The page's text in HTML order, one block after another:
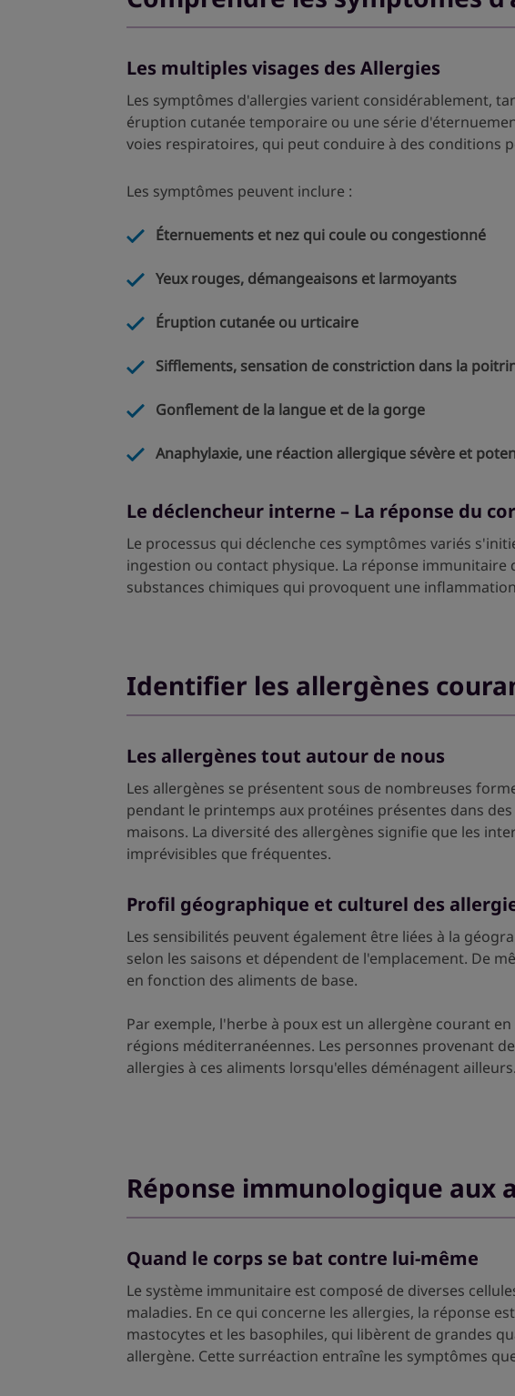
Les multiples visages des Allergies
Les symptômes d'allergies varient considérablement,
éruption cutanée temporaire ou une série
voies respiratoires, qui peut conduire à des conditions
Les symptômes peuvent inclure :
Éternuements et nez qui coule ou congestionné
Yeux rouges, démangeaisons et larmoyants
Éruption cutanée ou urticaire
Sifflements, sensation de constriction dans la
Gonflement de la langue et de la gorge
Anaphylaxie, une réaction allergique sévère et
Le déclencheur interne – La réponse du
Le processus qui déclenche ces symptômes variés
ingestion ou contact physique. La réponse
substances chimiques qui provoquent une
Identifier les allergènes
Les allergènes tout autour de nous
Les allergènes se présentent sous de nombreuses
pendant le printemps aux protéines présentes dans
maisons. La diversité des allergènes signifie que les
imprévisibles que fréquentes.
Profil géographique et culturel des
Les sensibilités peuvent également être liées à la
selon les saisons et dépendent de l'emplacement. De
en fonction des aliments de base.
Par exemple, l'herbe à poux est un allergène courant
régions méditerranéennes. Les personnes provenant
allergies à ces aliments lorsqu'elles déménagent ailleurs.
Réponse immunologique aux
Quand le corps se bat contre lui-même
Le système immunitaire est composé de diverses
maladies. En ce qui concerne les allergies, la réponse
mastocytes et les basophiles, qui libèrent de grandes
allergène. Cette surréaction entraîne les symptômes